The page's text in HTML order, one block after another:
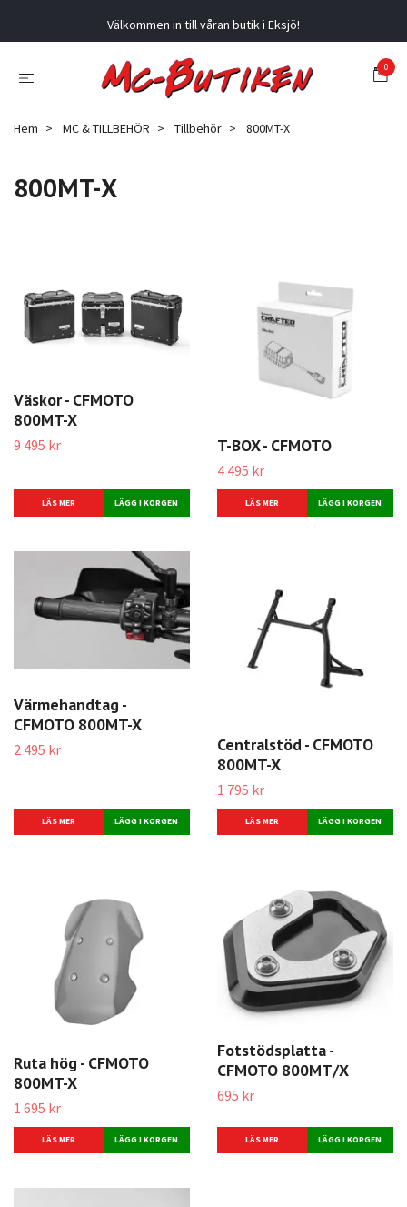
Välkommen in till våran butik i Eksjö!
0
Hem MC & TILLBEHÖR Tillbehör 800MT-X
800MT-X
Väskor - CFMOTO
800MT-X
9 495 kr
LÄS MER
T-BOX - CFMOTO
4 495 kr
LÄS MER
Värmehandtag -
CFMOTO 800MT-X
2 495 kr
LÄS MER
Centralstöd - CFMOTO
800MT-X
1 795 kr
LÄS MER
Ruta hög - CFMOTO
800MT-X
1 695 kr
LÄS MER
Fotstödsplatta -
CFMOTO 800MT/X
695 kr
LÄS MER